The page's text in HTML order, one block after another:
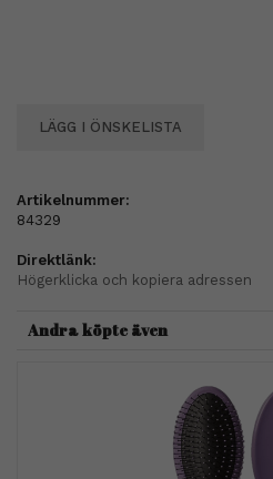
LÄGG I ÖNSKELISTA
Artikelnummer:
84329
Direktlänk:
Högerklicka och kopiera adressen
Andra köpte även